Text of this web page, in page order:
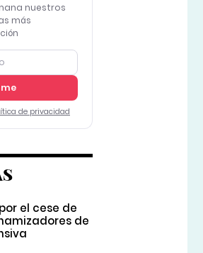
nuestros
más
de privacidad
el cese de
de